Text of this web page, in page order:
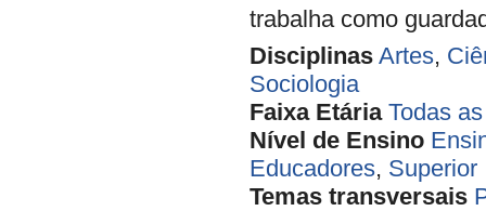
trabalha como
Disciplinas Artes,
Sociologia
Faixa Etária Todas
Nível de Ensino
Educadores, Superior
Temas transversais